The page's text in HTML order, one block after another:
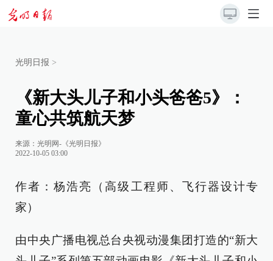
光明日报 >
《新大头儿子和小头爸爸5》：
童心共筑航天梦
来源： 光明网-《光明日报》
2022-10-05 03:00
作者：杨浩亮（高级工程师、飞行器设计专
家）
由中央广播电视总台央视动漫集团打造的“新大